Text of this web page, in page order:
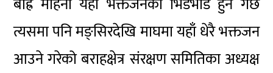
त्यसमा पनि मङ्सिरदेखि माघमा यहाँ धेरै भक्तजन
आउने गरेको बराहक्षेत्र संरक्षण समितिका अध्यक्ष